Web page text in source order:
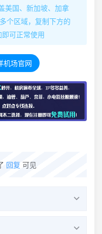
美国、新加坡、加拿
个区域，复制下方的
可正常使用
机场官网
回复 可见
容站点免费节点勉强应